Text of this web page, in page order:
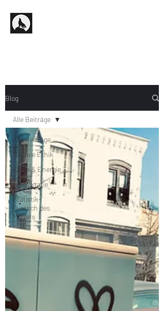
Blog
Alle Beiträge
Digitale Ethik
Klima & Energie
Demokratie
Statistik-
Quatsch des
Monats
Alle Beiträge